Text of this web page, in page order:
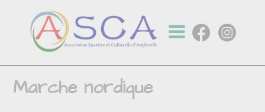
Marche nordique